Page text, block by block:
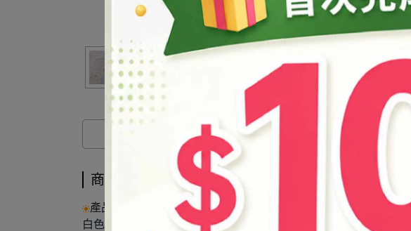
商品介紹
產品說明：
白色粉末 不溶於水